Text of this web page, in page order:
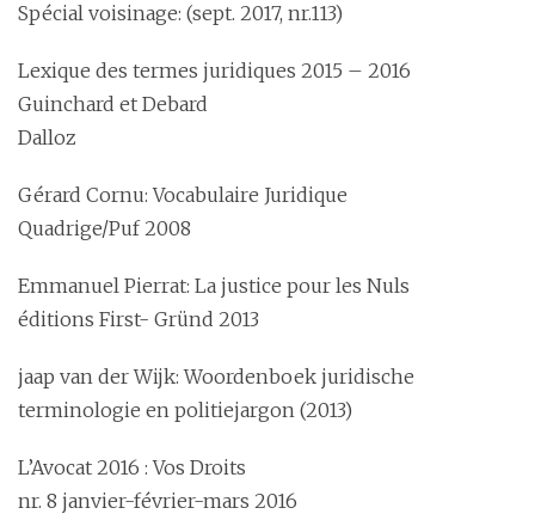
Spécial voisinage: (sept. 2017, nr.113)
Lexique des termes juridiques 2015 – 2016
Guinchard et Debard
Dalloz
Gérard Cornu: Vocabulaire Juridique
Quadrige/Puf 2008
Emmanuel Pierrat: La justice pour les Nuls
éditions First- Gründ 2013
jaap van der Wijk: Woordenboek juridische
terminologie en politiejargon (2013)
L’Avocat 2016 : Vos Droits
nr. 8 janvier-février-mars 2016